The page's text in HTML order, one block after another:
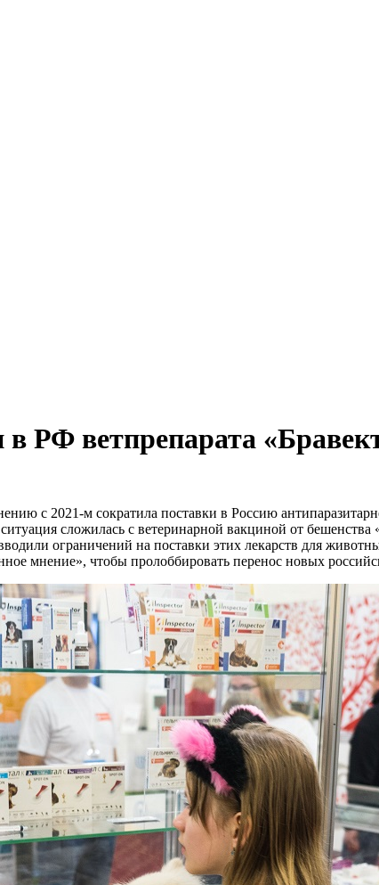
РФ ветпрепарата
с 2021-м сократила поставки в Россию
сложилась с ветеринарной вакциной от
ограничений на поставки этих лекарств для
мнение», чтобы пролоббировать перенос новых